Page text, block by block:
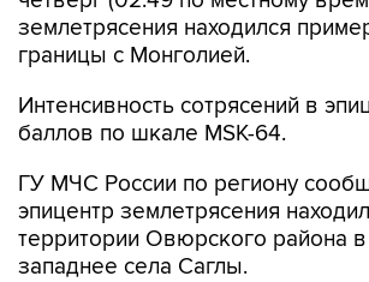
землетрясения находился
границы с Монголией.
Интенсивность сотрясений в
баллов по шкале MSK-64.
ГУ МЧС России по региону
эпицентр землетрясения
территории Овюрского района
западнее села Саглы.